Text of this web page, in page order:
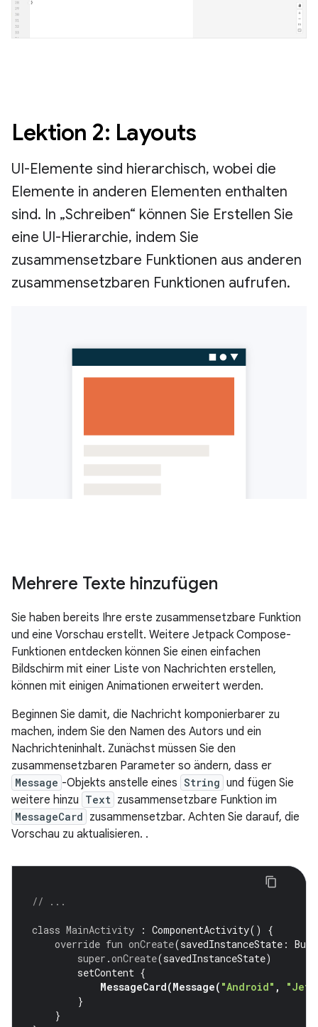
Lektion 2: Layouts
UI-Elemente sind hierarchisch, wobei die
Elemente in anderen Elementen enthalten
sind. In „Schreiben“ können Sie Erstellen Sie
eine UI-Hierarchie, indem Sie
zusammensetzbare Funktionen aus anderen
zusammensetzbaren Funktionen aufrufen.
Mehrere Texte hinzufügen
Sie haben bereits Ihre erste zusammensetzbare Funktion
und eine Vorschau erstellt. Weitere Jetpack Compose-
Funktionen entdecken können Sie einen einfachen
Bildschirm mit einer Liste von Nachrichten erstellen,
können mit einigen Animationen erweitert werden.
Beginnen Sie damit, die Nachricht komponierbarer zu
machen, indem Sie den Namen des Autors und ein
Nachrichteninhalt. Zunächst müssen Sie den
zusammensetzbaren Parameter so ändern, dass er
Message -Objekts anstelle eines String und fügen Sie
weitere hinzu Text zusammensetzbare Funktion im
MessageCard zusammensetzbar. Achten Sie darauf, die
Vorschau zu aktualisieren. .
// ...
class MainActivity : ComponentActivity()
{
override fun onCreate(savedInstanceState :
super .onCreate(savedInstanceState)
setContent {
MessageCard(Message( "Android" ,
}
}